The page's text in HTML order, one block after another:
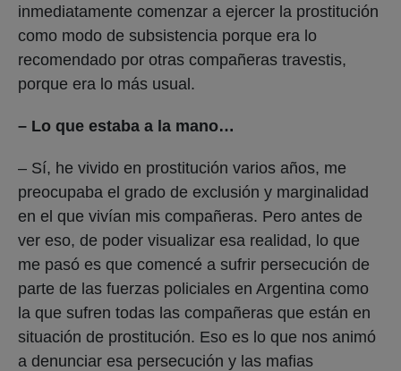
inmediatamente comenzar a ejercer la prostitución
como modo de subsistencia porque era lo
recomendado por otras compañeras travestis,
porque era lo más usual.
– Lo que estaba a la mano…
– Sí, he vivido en prostitución varios años, me
preocupaba el grado de exclusión y marginalidad
en el que vivían mis compañeras. Pero antes de
ver eso, de poder visualizar esa realidad, lo que
me pasó es que comencé a sufrir persecución de
parte de las fuerzas policiales en Argentina como
la que sufren todas las compañeras que están en
situación de prostitución. Eso es lo que nos animó
a denunciar esa persecución y las mafias